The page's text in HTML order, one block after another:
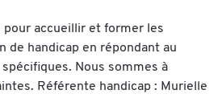
pour accueillir et former les
de handicap en répondant au
Nous sommes à
Référente handicap : Murielle